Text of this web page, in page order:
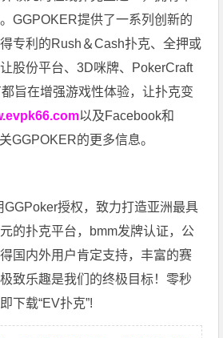
GGPOKER提供了一系列创新的
专利的Rush＆Cash扑克、全押或
股份平台、3D咪牌、PokerCraft
旨在增强游戏性体验，让扑克变
以及Facebook和
GGPOKER的更多信息。
GGPoker授权，致力打造亚洲最具
的扑克平台，bmm发牌认证，公
国内外用户肯定支持，丰富的赛
致乐趣是我们的终极目标！零秒
下载“EV扑克”!